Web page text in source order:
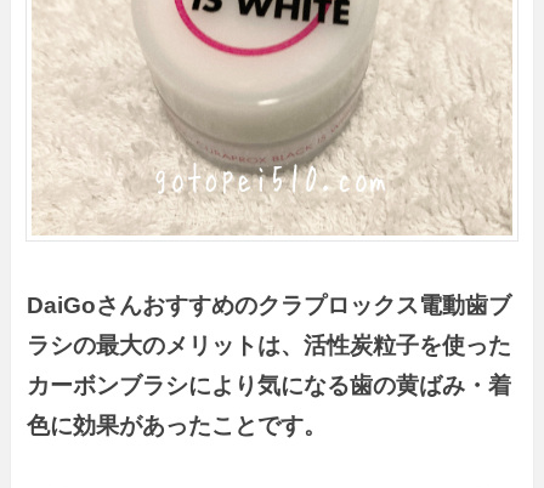
DaiGoさんおすすめのクラプロックス電動歯ブ
ラシの最大のメリットは、活性炭粒子を使った
カーボンブラシにより気になる歯の黄ばみ・着
色に効果があったことです。